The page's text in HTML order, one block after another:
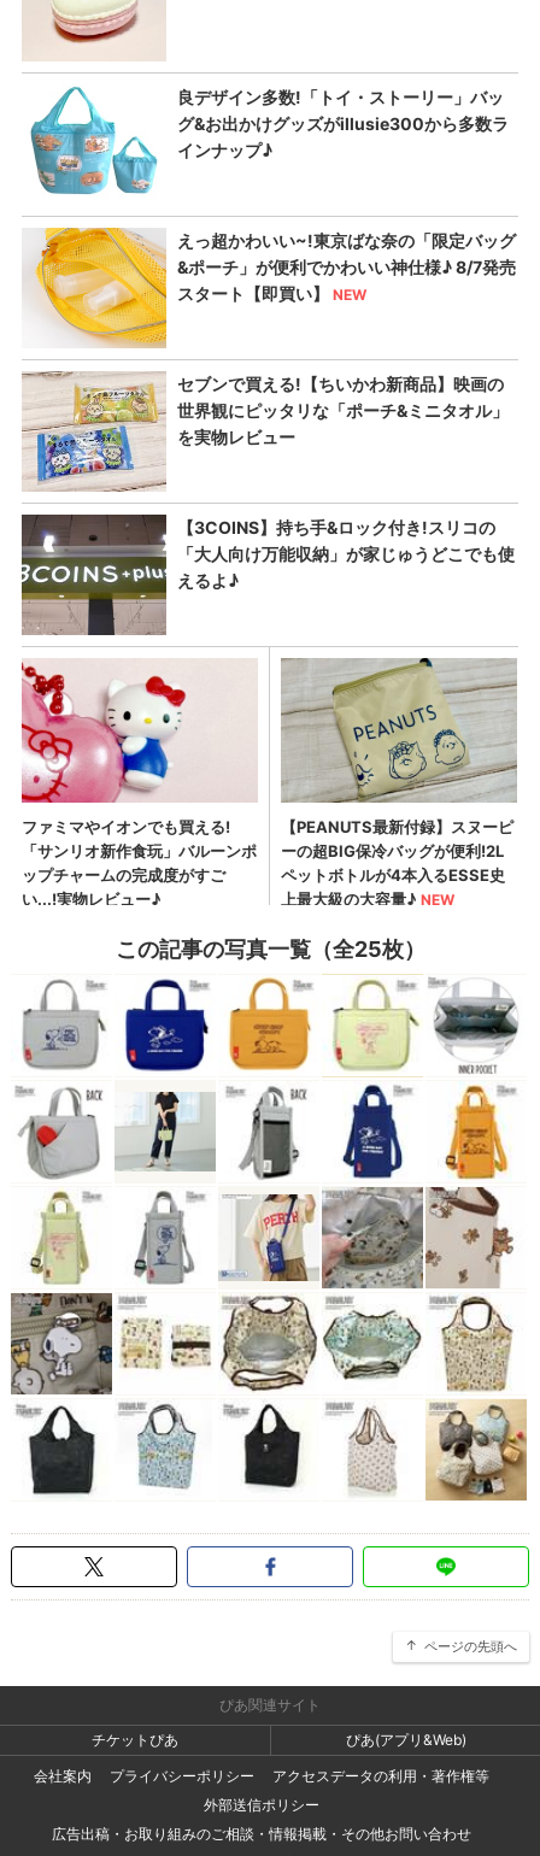
この記事の写真一覧（全25枚）
ページの先頭へ
ぴあ関連サイト
チケットぴあ
ぴあ(アプリ&Web)
会社案内
プライバシーポリシー
アクセスデータの利用・著作権等
外部送信ポリシー
広告出稿・お取り組みのご相談・情報掲載・その他お問い合わせ